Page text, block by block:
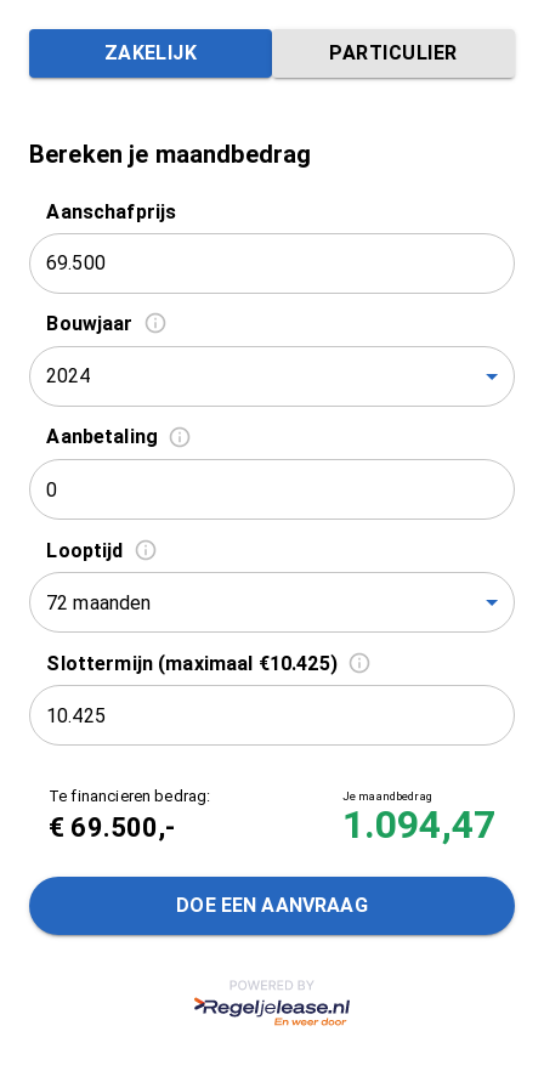
ZAKELIJK PARTICULIER
Bereken je maandbedrag
Aanschafprijs
Bouwjaar
2024
Aanbetaling
Looptijd
72 maanden
Slottermijn (maximaal €10.425)
Te financieren bedrag:
€ 69.500,-
Je maandbedrag
1.094,47
DOE EEN AANVRAAG